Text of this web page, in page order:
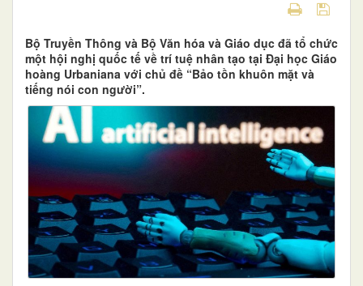
Bộ Truyền Thông và Bộ Văn hóa và Giáo dục đã tổ chức
một hội nghị quốc tế về trí tuệ nhân tạo tại Đại học Giáo
hoàng Urbaniana với chủ đề “Bảo tồn khuôn mặt và
tiếng nói con người”.